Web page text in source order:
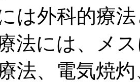
は外科的療
法には、メ
法、電気焼